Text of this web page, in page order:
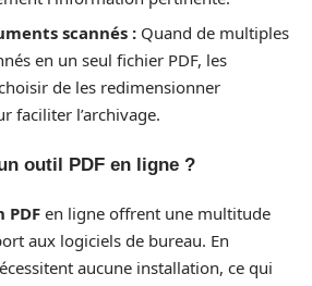
scannés : Quand de multiples
en un seul fichier PDF, les
de les redimensionner
faciliter l’archivage.
outil PDF en ligne ?
PDF en ligne offrent une multitude
aux logiciels de bureau. En
aucune installation, ce qui